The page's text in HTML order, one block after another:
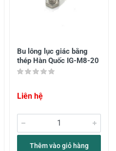
Bu lông lục giác bằng
thép Hàn Quốc IG-M8-20
Liên hệ
Thêm vào giỏ hàng